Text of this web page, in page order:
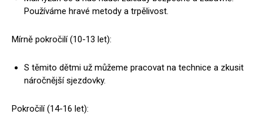
Používáme hravé metody a trpělivost.
Mírně pokročilí (10-13 let):
S těmito dětmi už můžeme pracovat na technice a zkusit
náročnější sjezdovky.
Pokročilí (14-16 let):